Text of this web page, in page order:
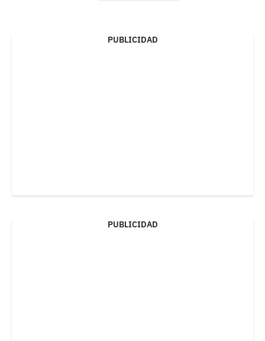
PUBLICIDAD
PUBLICIDAD